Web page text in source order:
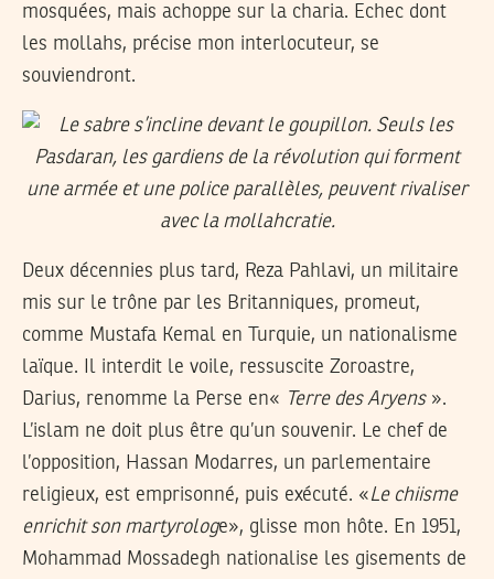
mosquées, mais achoppe sur la charia. Echec dont
les mollahs, précise mon interlocuteur, se
souviendront.
Deux décennies plus tard, Reza Pahlavi, un militaire
mis sur le trône par les Britanniques, promeut,
comme Mustafa Kemal en Turquie, un nationalisme
laïque. Il interdit le voile, ressuscite Zoroastre,
Darius, renomme la Perse en« Terre des Aryens».
L’islam ne doit plus être qu’un souvenir. Le chef de
l’opposition, Hassan Modarres, un parlementaire
religieux, est emprisonné, puis exécuté. «Le chiisme
enrichit son martyrologe», glisse mon hôte. En 1951,
Mohammad Mossadegh nationalise les gisements de